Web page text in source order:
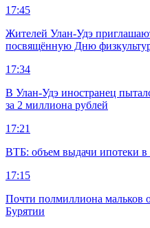
17:45
Жителей Улан-Удэ
посвящённую Дню
17:34
В Улан-Удэ иностранец
за 2 миллиона рублей
17:21
ВТБ: объем выдачи ипотеки в
17:15
Почти полмиллиона мальков
Бурятии